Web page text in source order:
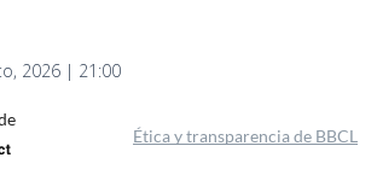
2026 | 21:00
Ética y transparencia de BBCL